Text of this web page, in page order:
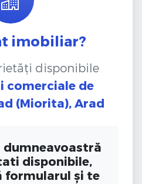
imobiliar?
disponibile
comerciale de
(Miorita), Arad
dumneavoastră
disponibile,
formularul și te